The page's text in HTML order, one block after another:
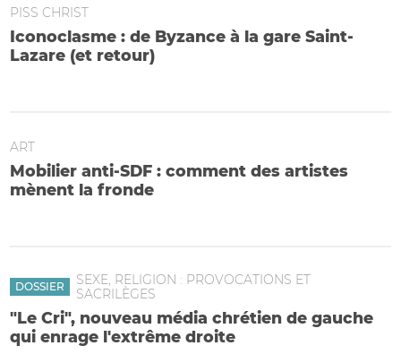
PISS CHRIST
Iconoclasme : de Byzance à la gare Saint-
Lazare (et retour)
ART
Mobilier anti-SDF : comment des artistes
mènent la fronde
DOSSIER
SEXE, RELIGION : PROVOCATIONS ET
SACRILÈGES
"Le Cri", nouveau média chrétien de gauche
qui enrage l'extrême droite